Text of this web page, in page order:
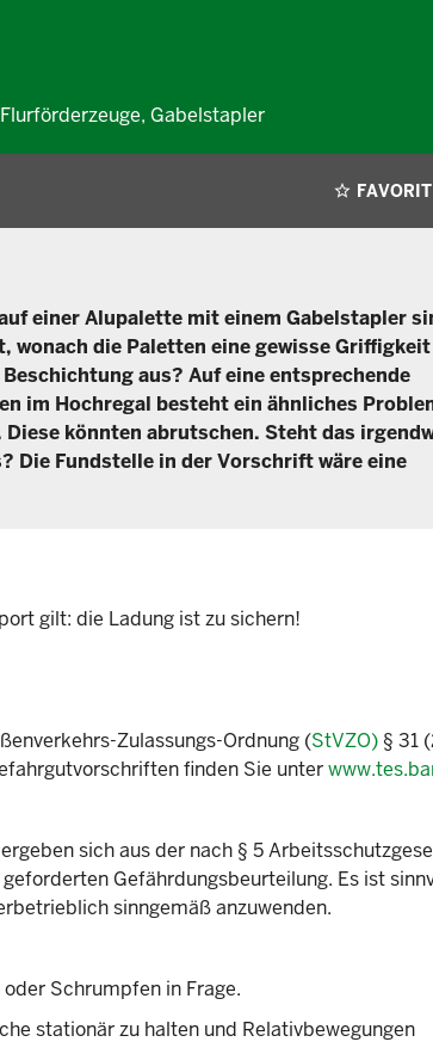
Gabelstapler
FAVORIT
einer Alupalette mit einem Gabelstapler
die Paletten eine gewisse
aus? Auf eine entsprechende
im Hochregal besteht ein ähnliches
könnten abrutschen. Steht das
Die Fundstelle in der Vorschrift wäre eine
gilt: die Ladung ist zu sichern!
Zulassungs-Ordnung (StVZO) § 31
finden Sie unter
sich aus der nach § 5
geforderten Gefährdungsbeurteilung. Es ist
sinngemäß anzuwenden.
Schrumpfen in Frage.
stationär zu halten und Relativbewegungen